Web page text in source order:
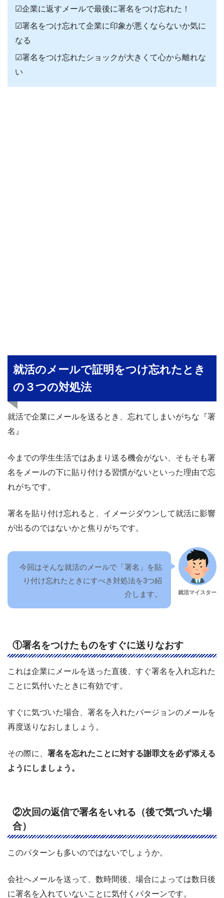
☑企業に返すメールで最後に署名をつけ忘れた！
☑署名をつけ忘れて企業に印象が悪くならないか気に
なる
☑署名をつけ忘れたショックが大きくて心から離れな
い
就活のメールで証明をつけ忘れたとき
の３つの対処法
就活で企業にメールを送るとき、忘れてしまいがちな『署
名』
今までの学生生活ではあまり送る機会がない、そもそも署
名をメールの下に貼り付ける習慣がないといった理由で忘
れがちです。
署名を貼り付け忘れると、イメージダウンして就活に影響
が出るのではないかと焦りがちです。
就活マイスター
今回はそんな就活のメールで「署名」を貼
り付け忘れたときにすべき対処法を3つ紹
介します。
①署名をつけたものをすぐに送りなおす
これは企業にメールを送った直後、すぐ署名を入れ忘れた
ことに気付いたときに有効です。
すぐに気づいた場合、署名を入れたバージョンのメールを
再度送りなおしましょう。
その際に、 署名を忘れたことに対する謝罪文を必ず添える
ようにしましょう。
②次回の返信で署名をいれる（後で気づいた場
合）
このパターンも多いのではないでしょうか。
会社へメールを送って、数時間後、場合によっては数日後
に署名を入れていないことに気付くパターンです。